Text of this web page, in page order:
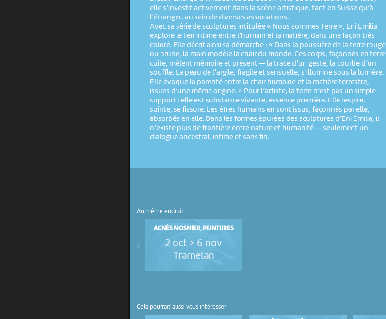
elle s’investit activement dans la scène artistique, tant en Suisse qu’à
l’étranger, au sein de diverses associations.
Avec sa série de sculptures intitulée « Nous sommes Terre », Eni Emilia
explore le lien intime entre l’humain et la matière, dans une façon très
coloré. Elle décrit ainsi sa démarche : « Dans la poussière de la terre rouge
ou brune, la main modèle la chair du monde. Ces corps, façonnés en terre
cuite, mêlent mémoire et présent — la trace d’un geste, la courbe d’un
souffle. La peau de l’argile, fragile et sensuelle, s’illumine sous la lumière.
Elle évoque la parenté entre la chair humaine et la matière terrestre,
issues d’une même origine. » Pour l’artiste, la terre n’est pas un simple
support : elle est substance vivante, essence première. Elle respire,
suinte, se fissure. Les êtres humains en sont issus, façonnés par elle,
absorbés en elle. Dans les formes épurées des sculptures d’Eni Emilia, il
n’existe plus de frontière entre nature et humanité — seulement un
dialogue ancestral, intime et sans fin.
Au même endroit
AGNÈS MOSNIER, PEINTURES
2 oct > 6 nov
Tramelan
Cela pourrait aussi vous intéresser